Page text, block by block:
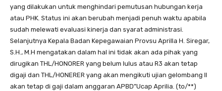
yang dilakukan untuk menghindari pemutusan hubungan kerja
atau PHK. Status ini akan berubah menjadi penuh waktu apabila
sudah melewati evaluasi kinerja dan syarat administrasi.
Selanjutnya Kepala Badan Kepegawaian Provsu Aprilla H. Siregar,
S.H., M.H mengatakan dalam hal ini tidak akan ada pihak yang
dirugikan THL/HONORER yang belum lulus atau R3 akan tetap
digaji dan THL/HONERER yang akan mengikuti ujian gelombang II
akan tetap di gaji dalam anggaran APBD”Ucap Aprilia. (to/**)